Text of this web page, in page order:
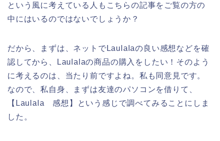
という風に考えている人もこちらの記事をご覧の方の
中にはいるのではないでしょうか？
だから、まずは、ネットでLaulalaの良い感想などを確
認してから、Laulalaの商品の購入をしたい！そのよう
に考えるのは、当たり前ですよね。私も同意見です。
なので、私自身、まずは友達のパソコンを借りて、
【Laulala 感想】という感じで調べてみることにしま
した。